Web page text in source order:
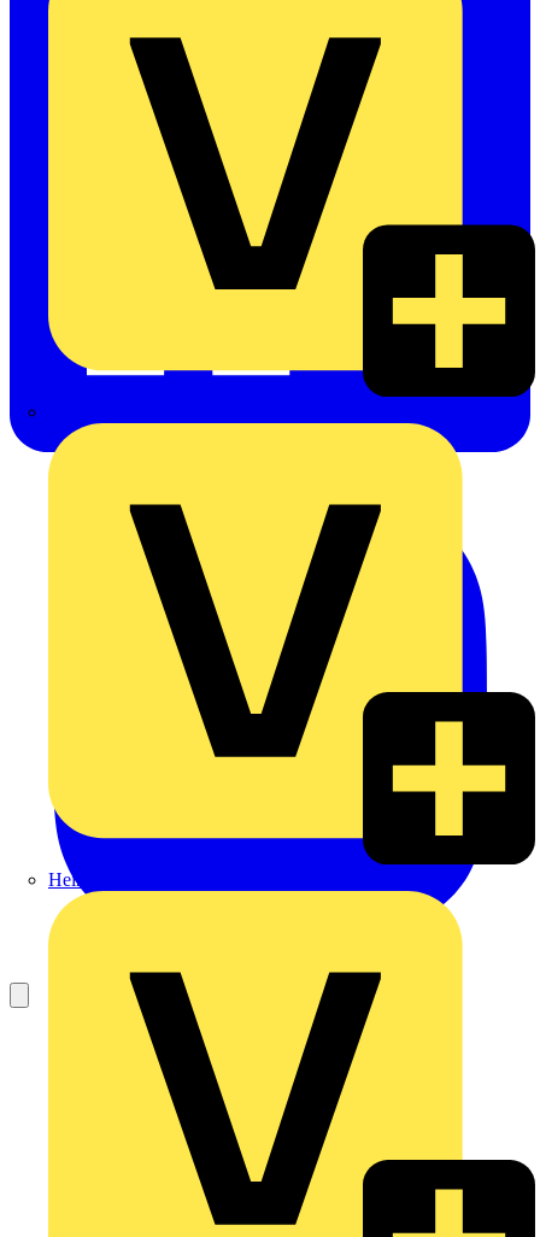
Heinrich Häusler GmbH